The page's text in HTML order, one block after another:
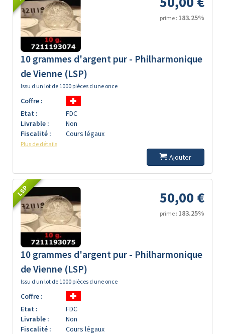
prime : 183.25%
10 grammes d'argent pur - Philharmonique
de Vienne (LSP)
Issu d un lot de 1000 pièces d une once
Coffre :
Etat :
FDC
Livrable :
Non
Fiscalité :
Cours légaux
Plus de détails
Ajouter
LSP 50,00 €
prime : 183.25%
10 grammes d'argent pur - Philharmonique
de Vienne (LSP)
Issu d un lot de 1000 pièces d une once
Coffre :
Etat :
FDC
Livrable :
Non
Fiscalité :
Cours légaux